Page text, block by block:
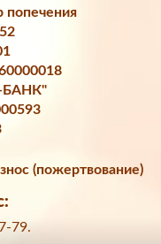
попечения
(пожертвование)
79.